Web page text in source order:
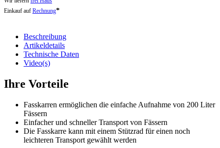
Einkauf auf Rechnung*
Beschreibung
Artikeldetails
Technische Daten
Video(s)
Ihre Vorteile
Fasskarren ermöglichen die einfache Aufnahme von 200 Liter
Fässern
Einfacher und schneller Transport von Fässern
Die Fasskarre kann mit einem Stützrad für einen noch
leichteren Transport gewählt werden